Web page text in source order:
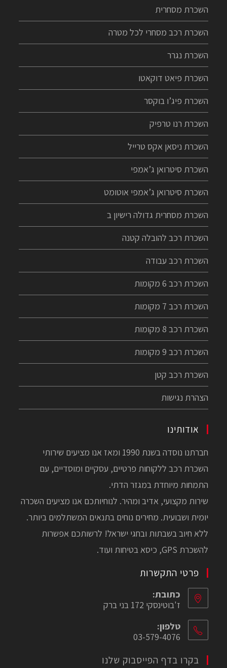
השכרת מסחרית
השכרת רכב מסחרי לכל מטרה
השכרת נגרר
השכרת פיאט דוקאטו
השכרת פיג’ו בוקסר
השכרת רנו טרפיק
השכרת ניסאן אקס טרייל
השכרת סיטרואן ג’אמפי
השכרת סיטרואן ג’אמפי אוטומט
השכרת מסחרית גדולה רישיון ב
השכרת רכב להובלה קטנה
השכרת רכב עבודה
השכרת רכב 6 מקומות
השכרת רכב 7 מקומות
השכרת רכב 8 מקומות
השכרת רכב 9 מקומות
השכרת רכב קטן
הצהרת נגישות
אודותינו
חברתנו נוסדה בשנת 1990 ומאז אנו מציעים שירותי
השכרת רכב ללקוחות פרטיים, עסקיים ומוסדיים, עם
התמחות מיוחדת במגזר הדתי.
שירות מקצועי, אדיב ומהיר. לנוחיותכם אנו מציעים השכרה
יומית ושבועית. מחירים נוחים בתנאים המשתלמים ביותר.
ללא חיוב בשבתות ובחגי ישראל! לרשותכם אפשרות
להשכרת GPS, כיסא בטיחות ועוד.
פרטי התקשרות
כתובת:
ז'בוטינסקי 172 בני ברק
טלפון:
03-579-4076
בקרו בדף הפייסבוק שלנו